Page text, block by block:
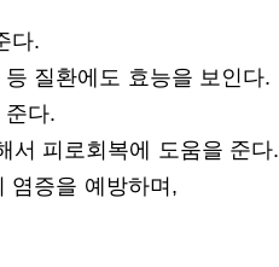
다.
질환에도 효능을 보인다.
다.
서 피로회복에 도움을 준다.
염증을 예방하며,